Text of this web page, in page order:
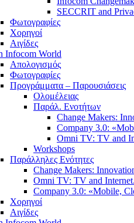
SECCRIT and
Φωτογραφίες
Χορηγοί
Αιγίδες
Infocom World
Απολογισμός
Φωτογραφίες
Προγράμματα – Παρουσιάσεις
Ολομέλειας
Παράλ. Ενοτήτων
Change Makers:
Company 3.0:
Omni TV: TV and
Workshops
Παράλληλες Ενότητες
Change Makers:
Omni TV: TV and
Company 3.0: «Mobile,
Χορηγοί
Αιγίδες